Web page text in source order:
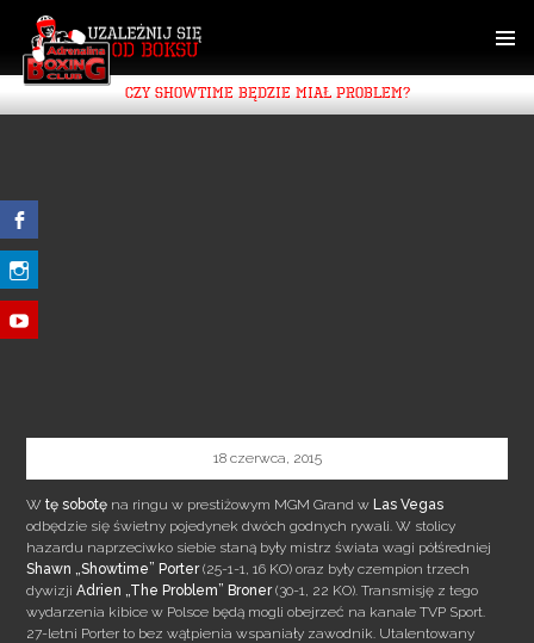
CONTENT
CZY SHOWTIME BĘDZIE MIAŁ PROBLEM?
18 czerwca, 2015
Wtę sobotę na ringu w prestiżowym MGM Grand wLas Vegas
odbędzie się świetny pojedynek dwóch godnych rywali. W stolicy
hazardu naprzeciwko siebie staną były mistrz świata wagi półśredniej
Shawn „Showtime” Porter(25-1-1, 16 KO) oraz były czempion trzech
dywizjiAdrien „The Problem” Broner(30-1, 22 KO). Transmisję z tego
wydarzenia kibice w Polsce będą mogli obejrzeć na kanale TVP Sport.
27-letni Porter to bez wątpienia wspaniały zawodnik. Utalentowany